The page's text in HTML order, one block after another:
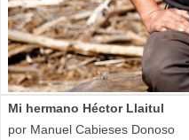
Mi hermano Héctor Llaitul
por Manuel Cabieses Donoso